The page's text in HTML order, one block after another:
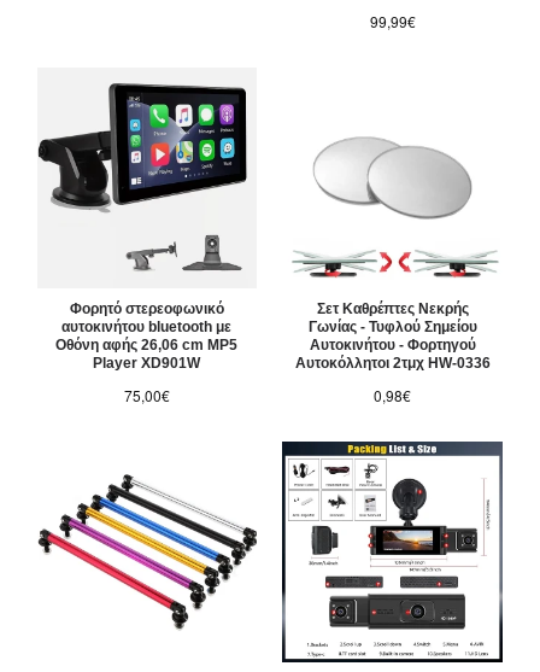
99,99€
Φορητό στερεοφωνικό
αυτοκινήτου bluetooth με
Οθόνη αφής 26,06 cm MP5
Player XD901W
75,00€
Σετ Καθρέπτες Νεκρής
Γωνίας - Τυφλού Σημείου
Αυτοκινήτου - Φορτηγού
Αυτοκόλλητοι 2τμχ HW-0336
0,98€